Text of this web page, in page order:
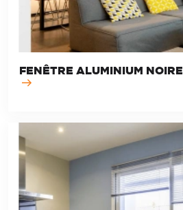
FENÊTRE ALUMINIUM NOIRE